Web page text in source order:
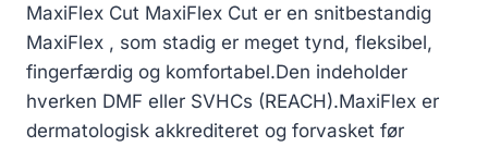
MaxiFlex Cut MaxiFlex Cut er en snitbestandig
MaxiFlex , som stadig er meget tynd, fleksibel,
fingerfærdig og komfortabel.Den indeholder
hverken DMF eller SVHCs (REACH).MaxiFlex er
dermatologisk akkrediteret og forvasket før